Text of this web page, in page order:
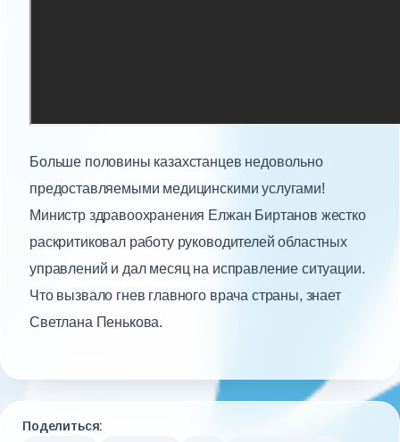
Больше половины казахстанцев недовольно
предоставляемыми медицинскими услугами!
Министр здравоохранения Елжан Биртанов жестко
раскритиковал работу руководителей областных
управлений и дал месяц на исправление ситуации.
Что вызвало гнев главного врача страны, знает
Светлана Пенькова.
Поделиться: